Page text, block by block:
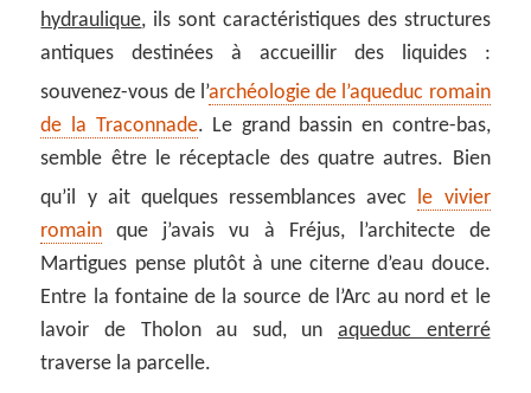
hydraulique, ils sont caractéristiques des structures
antiques destinées à accueillir des liquides :
souvenez-vous de l’archéologie de l’aqueduc romain
de la Traconnade. Le grand bassin en contre-bas,
semble être le réceptacle des quatre autres. Bien
qu’il y ait quelques ressemblances avec le vivier
romain que j’avais vu à Fréjus, l’architecte de
Martigues pense plutôt à une citerne d’eau douce.
Entre la fontaine de la source de l’Arc au nord et le
lavoir de Tholon au sud, un aqueduc enterré
traverse la parcelle.